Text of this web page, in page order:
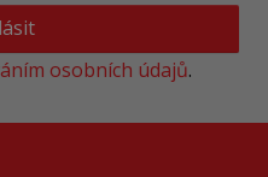
osobních údajů.